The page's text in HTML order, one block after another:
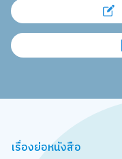
เรื่องย่อหนังสือ